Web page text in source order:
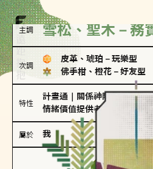
主調 雪松、聖木－務
次調
皮革、琥珀 － 玩樂型
佛手柑、橙花 － 好友型
特性
計畫通 關係神隊友 滿懂
情緒價值提供者
屬於 我
務實型